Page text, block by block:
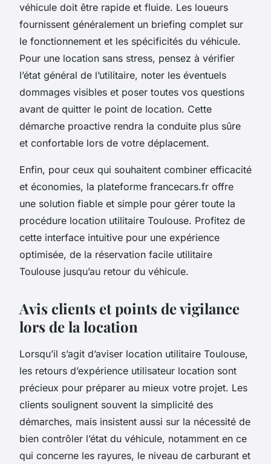
véhicule doit être rapide et fluide. Les loueurs
fournissent généralement un briefing complet sur
le fonctionnement et les spécificités du véhicule.
Pour une location sans stress, pensez à vérifier
l’état général de l’utilitaire, noter les éventuels
dommages visibles et poser toutes vos questions
avant de quitter le point de location. Cette
démarche proactive rendra la conduite plus sûre
et confortable lors de votre déplacement.
Enfin, pour ceux qui souhaitent combiner efficacité
et économies, la plateforme francecars.fr offre
une solution fiable et simple pour gérer toute la
procédure location utilitaire Toulouse. Profitez de
cette interface intuitive pour une expérience
optimisée, de la réservation facile utilitaire
Toulouse jusqu’au retour du véhicule.
Avis clients et points de vigilance
lors de la location
Lorsqu’il s’agit d’aviser location utilitaire Toulouse,
les retours d’expérience utilisateur location sont
précieux pour préparer au mieux votre projet. Les
clients soulignent souvent la simplicité des
démarches, mais insistent aussi sur la nécessité de
bien contrôler l’état du véhicule, notamment en ce
qui concerne les rayures, le niveau de carburant et